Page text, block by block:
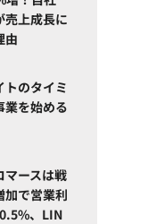
売上成長に
由
トのタイミ
業を始める
マースは戦
加で営業利
、LIN